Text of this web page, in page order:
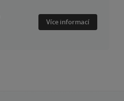
Více informací